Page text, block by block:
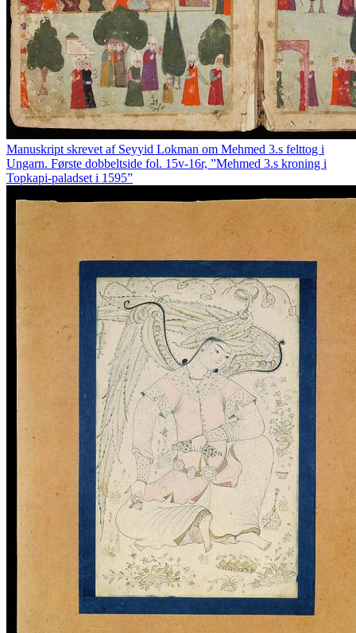
Manuskript skrevet af Seyyid Lokman om Mehmed 3.s felttog i
Ungarn. Første dobbeltside fol. 15v-16r, ”Mehmed 3.s kroning i
Topkapi-paladset i 1595”